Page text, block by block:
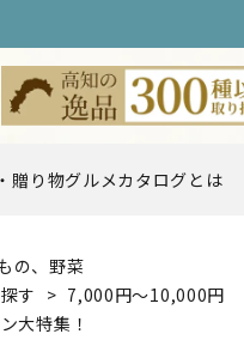
幸円
贈り物グルメカタログとは
の、野菜
す > 7,000円〜10,000円
大特集！